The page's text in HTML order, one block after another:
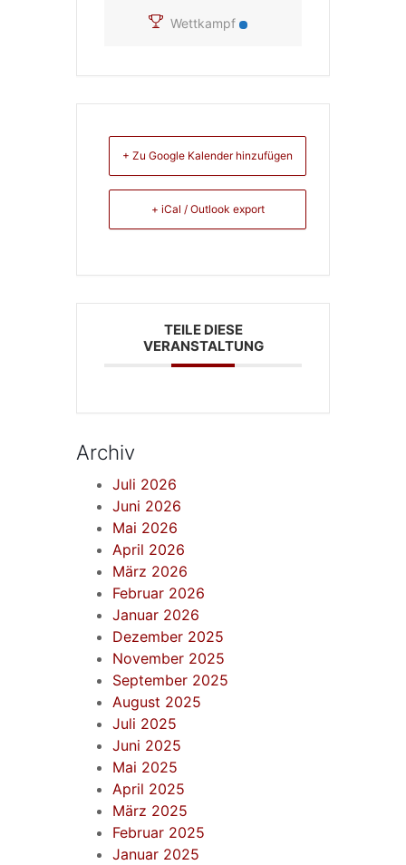
Wettkampf
+ Zu Google Kalender hinzufügen
+ iCal / Outlook export
TEILE DIESE
VERANSTALTUNG
Archiv
Juli 2026
Juni 2026
Mai 2026
April 2026
März 2026
Februar 2026
Januar 2026
Dezember 2025
November 2025
September 2025
August 2025
Juli 2025
Juni 2025
Mai 2025
April 2025
März 2025
Februar 2025
Januar 2025